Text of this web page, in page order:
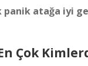
panik atağa iyi
Çok